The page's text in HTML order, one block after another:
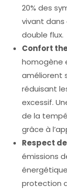
20% des
vivant dans
double flux.
Confort
homogène
améliorent
réduisant
excessif.
de la
grâce à
Respect
émissions
protection